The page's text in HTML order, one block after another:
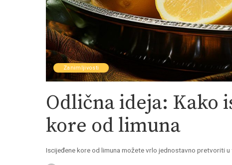
Zanimljivosti
Odlična ideja: Kako
kore od limuna
Iscijeđene kore od limuna možete vrlo jednostavno pretvoriti u